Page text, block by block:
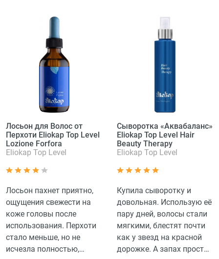
Лосьон для Волос от
Перхоти Eliokap Top Level
Lozione Forfora
Eliokap Top Level
Лосьон пахнет приятно,
ощущения свежести на
коже головы после
использования. Перхоти
стало меньше, но не
исчезла полностью,
Сыворотка «Аквабаланс»
Eliokap Top Level Hair
Beauty Therapy
Eliokap Top Level
Купила сыворотку и
довольная. Использую её
пару дней, волосы стали
мягкими, блестят почти
как у звезд на красной
дорожке. А запах просто